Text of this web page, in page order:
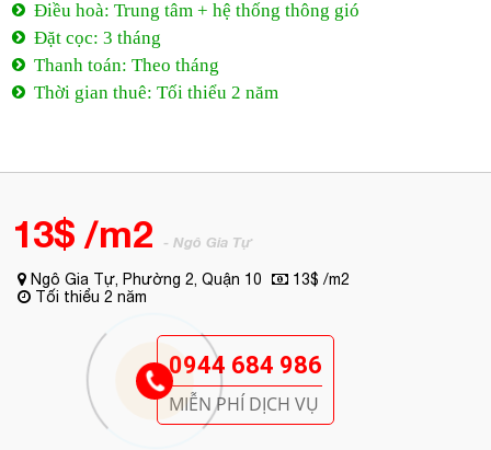
13$ /m2
Ngô Gia Tự, Phường 2, Quận 10
Tối thiểu 2 năm
0944 684 986
VĂN PHÒNG THEO HẠNG